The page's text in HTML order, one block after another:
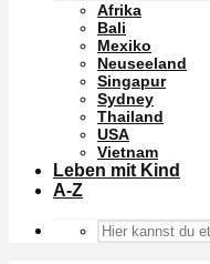
Afrika
Bali
Mexiko
Neuseeland
Singapur
Sydney
Thailand
USA
Vietnam
Leben mit Kind
A-Z